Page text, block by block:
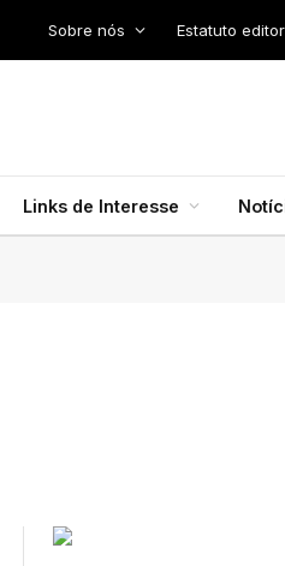
Sobre nós Estatuto
Links de Interesse